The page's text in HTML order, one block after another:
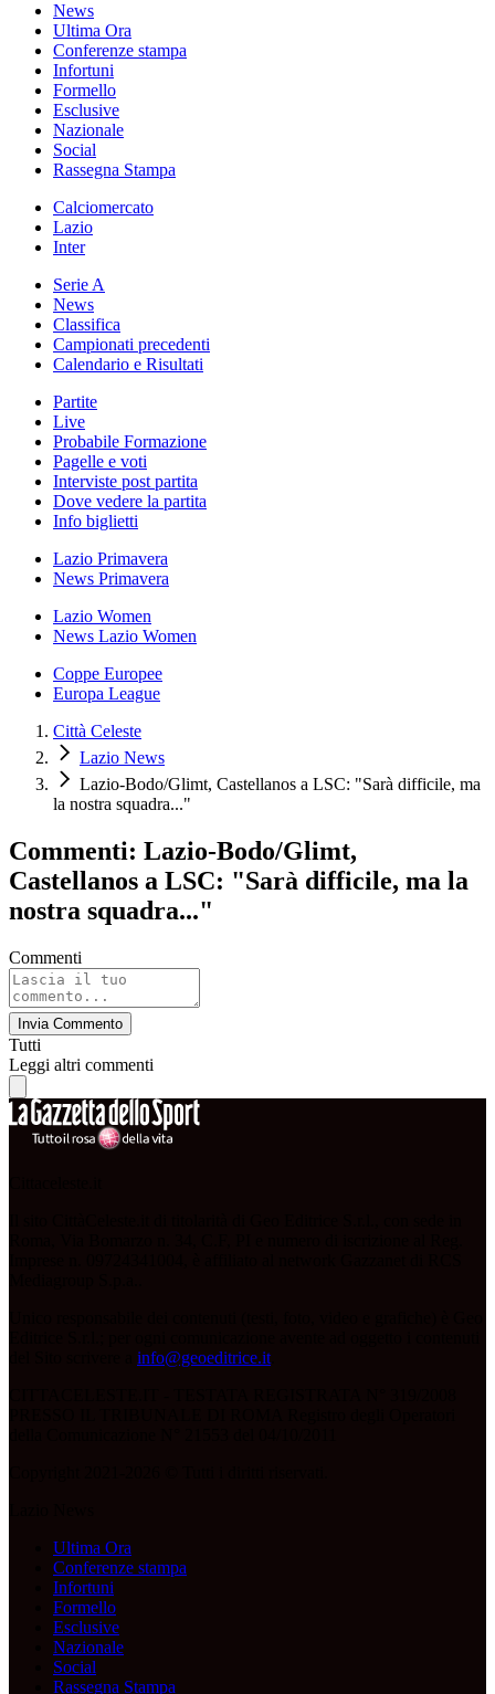
News
Ultima Ora
Conferenze stampa
Infortuni
Formello
Esclusive
Nazionale
Social
Rassegna Stampa
Calciomercato
Lazio
Inter
Serie A
News
Classifica
Campionati precedenti
Calendario e Risultati
Partite
Live
Probabile Formazione
Pagelle e voti
Interviste post partita
Dove vedere la partita
Info biglietti
Lazio Primavera
News Primavera
Lazio Women
News Lazio Women
Coppe Europee
Europa League
Città Celeste
Lazio News
Lazio-Bodo/Glimt, Castellanos a LSC: "Sarà difficile, ma
la nostra squadra..."
Commenti: Lazio-Bodo/Glimt,
Castellanos a LSC: "Sarà difficile, ma la
nostra squadra..."
Commenti
Invia Commento
Tutti
Leggi altri commenti
info@geoeditrice.it
Ultima Ora
Conferenze stampa
Infortuni
Formello
Esclusive
Nazionale
Social
Rassegna Stampa